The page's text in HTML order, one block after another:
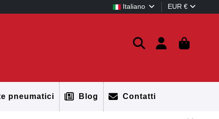
Italiano EUR €
pneumatici Blog Contatti